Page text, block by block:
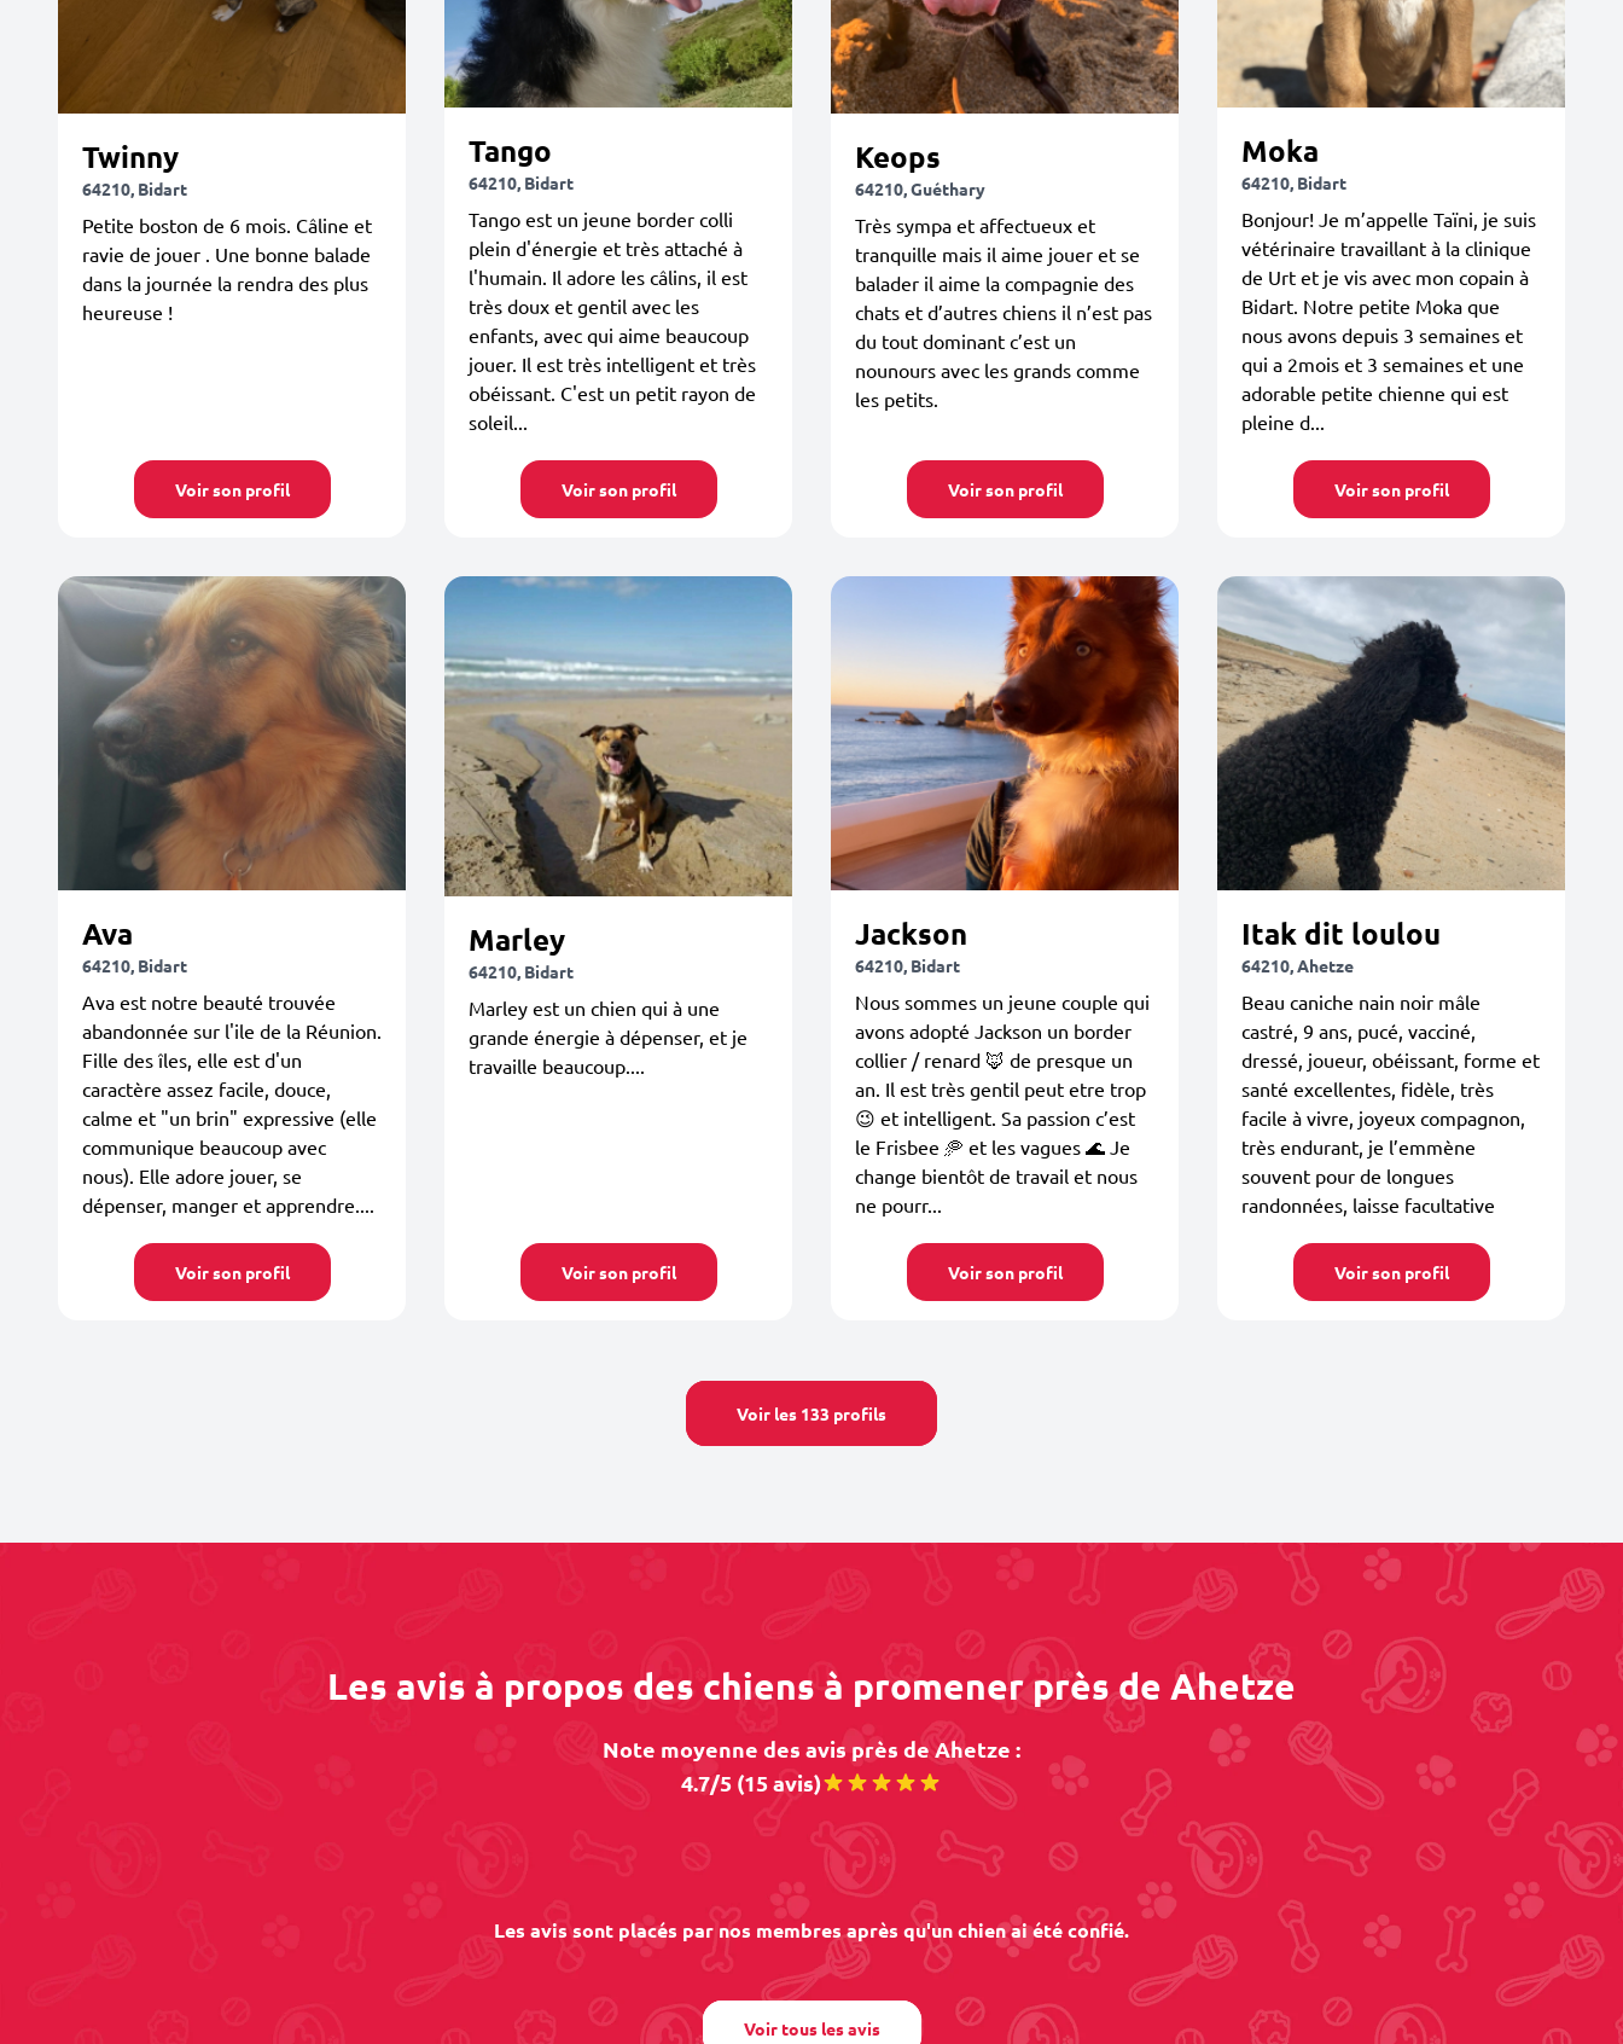
Twinny
64210, Bidart
Petite boston de 6 mois. Câline et
ravie de jouer . Une bonne balade
dans la journée la rendra des plus
heureuse !
Voir son profil
Tango
64210, Bidart
Tango est un jeune border colli
plein d'énergie et très attaché à
l'humain. Il adore les câlins, il est
très doux et gentil avec les
enfants, avec qui aime beaucoup
jouer. Il est très intelligent et très
obéissant. C'est un petit rayon de
soleil...
Voir son profil
Keops
64210, Guéthary
Très sympa et affectueux et
tranquille mais il aime jouer et se
balader il aime la compagnie des
chats et d’autres chiens il n’est pas
du tout dominant c’est un
nounours avec les grands comme
les petits.
Voir son profil
Moka
64210, Bidart
Bonjour! Je m’appelle Taïni, je suis
vétérinaire travaillant à la clinique
de Urt et je vis avec mon copain à
Bidart. Notre petite Moka que
nous avons depuis 3 semaines et
qui a 2mois et 3 semaines et une
adorable petite chienne qui est
pleine d...
Voir son profil
Ava
64210, Bidart
Ava est notre beauté trouvée
abandonnée sur l'ile de la Réunion.
Fille des îles, elle est d'un
caractère assez facile, douce,
calme et "un brin" expressive (elle
communique beaucoup avec
nous). Elle adore jouer, se
dépenser, manger et apprendre....
Voir son profil
Marley
64210, Bidart
Marley est un chien qui à une
grande énergie à dépenser, et je
travaille beaucoup....
Voir son profil
Jackson
64210, Bidart
Nous sommes un jeune couple qui
avons adopté Jackson un border
collier / renard 🦊 de presque un
an. Il est très gentil peut etre trop
😉 et intelligent. Sa passion c’est
le Frisbee 🥏 et les vagues 🌊 Je
change bientôt de travail et nous
ne pourr...
Voir son profil
Itak dit loulou
64210, Ahetze
Beau caniche nain noir mâle
castré, 9 ans, pucé, vacciné,
dressé, joueur, obéissant, forme et
santé excellentes, fidèle, très
facile à vivre, joyeux compagnon,
très endurant, je l’emmène
souvent pour de longues
randonnées, laisse facultative
Voir son profil
Voir les 133 profils
Les avis à propos des chiens à promener près de Ahetze
Note moyenne des avis près de Ahetze :
4.7/5 (15 avis)
Les avis sont placés par nos membres après qu'un chien ai été confié.
Voir tous les avis